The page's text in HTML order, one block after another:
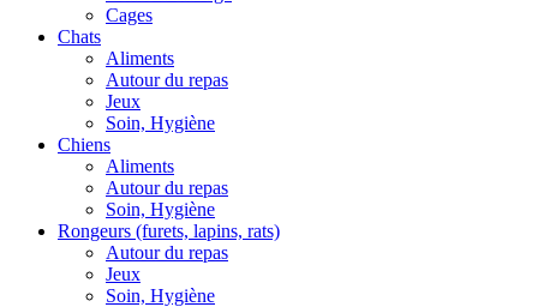
Cages
Chats
Aliments
Autour du repas
Jeux
Soin, Hygiène
Chiens
Aliments
Autour du repas
Soin, Hygiène
Rongeurs (furets, lapins, rats)
Autour du repas
Jeux
Soin, Hygiène